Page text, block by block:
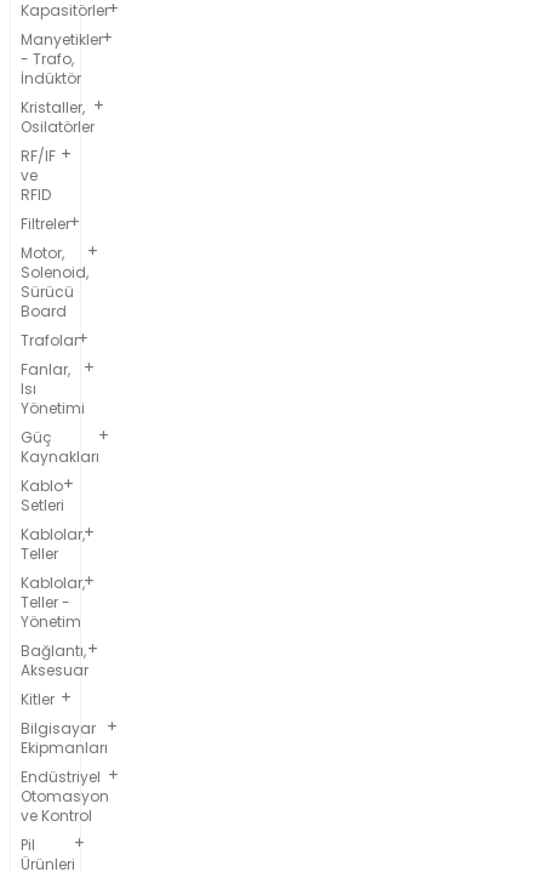
Kapasitörler
Manyetikler
- Trafo,
İndüktör
Kristaller,
Osilatörler
RF/IF
ve
RFID
Filtreler
Motor,
Solenoid,
Sürücü
Board
Trafolar
Fanlar,
Isı
Yönetimi
Güç
Kaynakları
Kablo
Setleri
Kablolar,
Teller
Kablolar,
Teller -
Yönetim
Bağlantı,
Aksesuar
Kitler
Bilgisayar
Ekipmanları
Endüstriyel
Otomasyon
ve Kontrol
Pil
Ürünleri